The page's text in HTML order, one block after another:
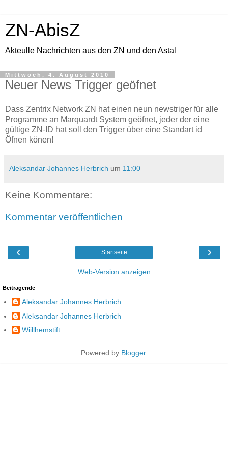
ZN-AbisZ
Akteulle Nachrichten aus den ZN und den Astal
Mittwoch, 4. August 2010
Neuer News Trigger geöfnet
Dass Zentrix Network ZN hat einen neun newstriger für alle
Programme an Marquardt System geöfnet, jeder der eine
gültige ZN-ID hat soll den Trigger über eine Standart id
Öfnen könen!
Aleksandar Johannes Herbrich um 11:00
Keine Kommentare:
Kommentar veröffentlichen
‹ ›
Startseite
Web-Version anzeigen
Beitragende
Aleksandar Johannes Herbrich
Aleksandar Johannes Herbrich
Wiillhemstift
Powered by Blogger.